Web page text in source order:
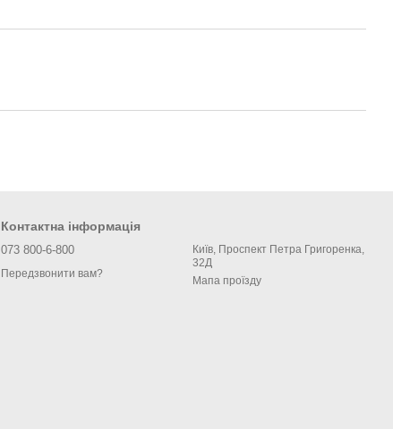
Контактна інформація
073 800-6-800
Передзвонити вам?
Київ, Проспект Петра Григоренка,
32Д
Мапа проїзду